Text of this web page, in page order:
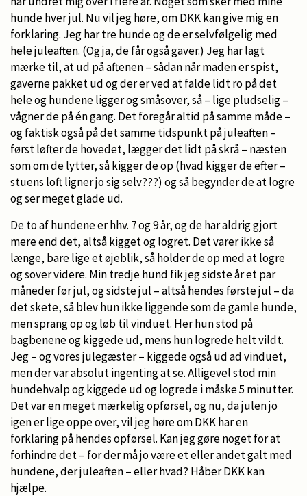
hunde hver jul. Nu vil jeg høre, om DKK kan give mig en
forklaring. Jeg har tre hunde og de er selvfølgelig med
hele juleaften. (Og ja, de får også gaver.) Jeg har lagt
mærke til, at ud på aftenen – sådan når maden er spist,
gaverne pakket ud og der er ved at falde lidt ro på det
hele og hundene ligger og småsover, så – lige pludselig –
vågner de på én gang. Det foregår altid på samme måde –
og faktisk også på det samme tidspunkt på juleaften –
først løfter de hovedet, lægger det lidt på skrå – næsten
som om de lytter, så kigger de op (hvad kigger de efter –
stuens loft ligner jo sig selv???) og så begynder de at logre
og ser meget glade ud.
De to af hundene er hhv. 7 og 9 år, og de har aldrig gjort
mere end det, altså kigget og logret. Det varer ikke så
længe, bare lige et øjeblik, så holder de op med at logre
og sover videre. Min tredje hund fik jeg sidste år et par
måneder før jul, og sidste jul – altså hendes første jul – da
det skete, så blev hun ikke liggende som de gamle hunde,
men sprang op og løb til vinduet. Her hun stod på
bagbenene og kiggede ud, mens hun logrede helt vildt.
Jeg – og vores julegæster – kiggede også ud ad vinduet,
men der var absolut ingenting at se. Alligevel stod min
hundehvalp og kiggede ud og logrede i måske 5 minutter.
Det var en meget mærkelig opførsel, og nu, da julen jo
igen er lige oppe over, vil jeg høre om DKK har en
forklaring på hendes opførsel. Kan jeg gøre noget for at
forhindre det – for der må jo være et eller andet galt med
hundene, der juleaften – eller hvad? Håber DKK kan
hjælpe.